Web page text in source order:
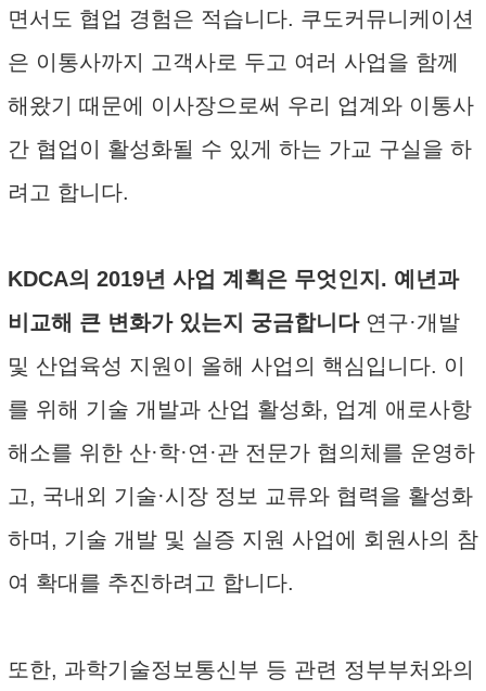
면서도 협업 경험은 적습니다. 쿠도커뮤니케이션
은 이통사까지 고객사로 두고 여러 사업을 함께
해왔기 때문에 이사장으로써 우리 업계와 이통사
간 협업이 활성화될 수 있게 하는 가교 구실을 하
려고 합니다.
KDCA의 2019년 사업 계획은 무엇인지. 예년과
비교해 큰 변화가 있는지 궁금합니다연구·개발
및 산업육성 지원이 올해 사업의 핵심입니다. 이
를 위해 기술 개발과 산업 활성화, 업계 애로사항
해소를 위한 산·학·연·관 전문가 협의체를 운영하
고, 국내외 기술·시장 정보 교류와 협력을 활성화
하며, 기술 개발 및 실증 지원 사업에 회원사의 참
여 확대를 추진하려고 합니다.
또한, 과학기술정보통신부 등 관련 정부부처와의